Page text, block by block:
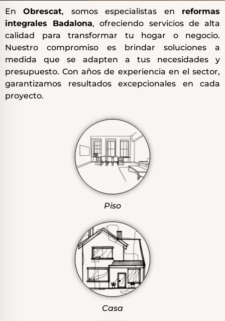
cercano.
EnObrescat, somos especialistas en reformas
integrales Badalona, ofreciendo servicios de alta
calidad para transformar tu hogar o negocio.
Nuestro compromiso es brindar soluciones a
medida que se adapten a tus necesidades y
presupuesto. Con años de experiencia en el sector,
garantizamos resultados excepcionales en cada
proyecto.
Piso
Casa